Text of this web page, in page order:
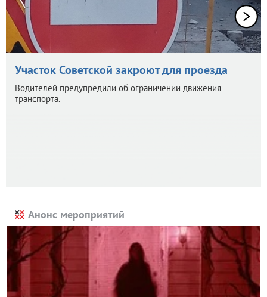
Участок Советской закроют для проезда
Водителей предупредили об ограничении движения
транспорта.
Анонс мероприятий